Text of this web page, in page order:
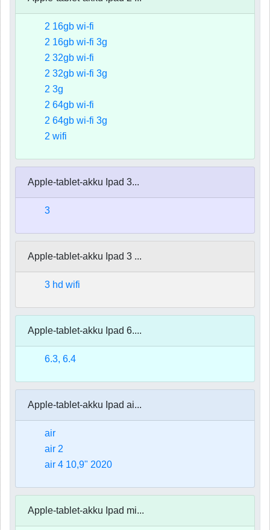
2 16gb wi-fi
2 16gb wi-fi 3g
2 32gb wi-fi
2 32gb wi-fi 3g
2 3g
2 64gb wi-fi
2 64gb wi-fi 3g
2 wifi
Apple-tablet-akku Ipad 3...
3
Apple-tablet-akku Ipad 3 ...
3 hd wifi
Apple-tablet-akku Ipad 6....
6.3, 6.4
Apple-tablet-akku Ipad ai...
air
air 2
air 4 10,9" 2020
Apple-tablet-akku Ipad mi...